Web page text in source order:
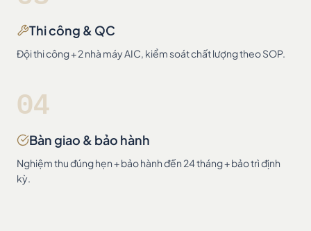
Thi công & QC
Đội thi công + 2 nhà máy AIC, kiểm soát chất lượng theo SOP.
04
Bàn giao & bảo hành
Nghiệm thu đúng hẹn + bảo hành đến 24 tháng + bảo trì định
kỳ.